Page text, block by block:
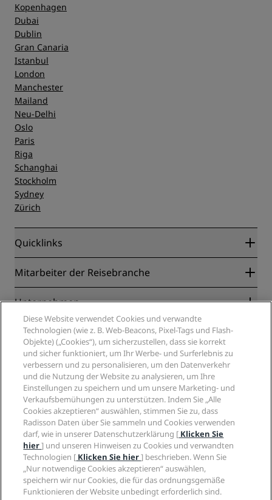
Kopenhagen
Dubai
Dublin
Gran Canaria
Istanbul
London
Manchester
Mailand
Neu-Delhi
Oslo
Paris
Riga
Schanghai
Stockholm
Sydney
Zürich
Quicklinks
Radisson Rewards
Blog
Neue und aufstrebende Hotels
Radisson Hotels APP
„Sports Approved“-Hotels
Familienfreundliche Hotels
Gesundheit & Sicherheit
Mitarbeiter der Reisebranche
Partner
Reisebüros
Unternehmen
Radisson Hotel Group
Medien
Karriere RHG
Karriere PPHE
Karrieren EHL
The Club by RHG
Entwicklungsmöglichkeiten
Responsible Business – Unser Engagement
Einkauf
Rechtliches
Privacy Centre
Rechtliche Hinweise
Radisson Rewards Geschäftsbedingungen
Website-Nutzungsvereinbarung
Digitale Barrierefreiheit
Moderne Sklaverei – Erklärung
Hilfe
Verbrauchermeldungen
Kontakt
FAQ
Inhaltsübersicht
Soziale Medien
Marken von Radisson Hotels
Diese Website verwendet Cookies und verwandte
Technologien (wie z. B. Web-Beacons, Pixel-Tags und Flash-
Objekte) („Cookies“), um sicherzustellen, dass sie korrekt
und sicher funktioniert, um Ihr Werbe- und Surferlebnis zu
verbessern und zu personalisieren, um den Datenverkehr
und die Nutzung der Website zu analysieren, um Ihre
Einstellungen zu speichern und um unsere Marketing- und
Verkaufsbemühungen zu unterstützen. Indem Sie „Alle
Cookies akzeptieren“ auswählen, stimmen Sie zu, dass
Radisson Daten über Sie sammeln und Cookies verwenden
darf, wie in unserer Datenschutzerklärung [ Klicken Sie
hier] und unseren Hinweisen zu Cookies und verwandten
Technologien [ Klicken Sie hier] beschrieben. Wenn Sie
„Nur notwendige Cookies akzeptieren“ auswählen,
speichern wir nur Cookies, die für das ordnungsgemäße
Funktionieren der Website unbedingt erforderlich sind.